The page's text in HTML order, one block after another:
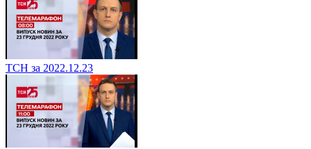
ТСН за 2022.12.23